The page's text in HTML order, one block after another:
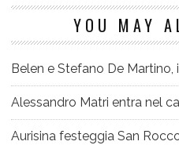
YOU MAY
Belen e Stefano De
Alessandro Matri entra nel
Aurisina festeggia San